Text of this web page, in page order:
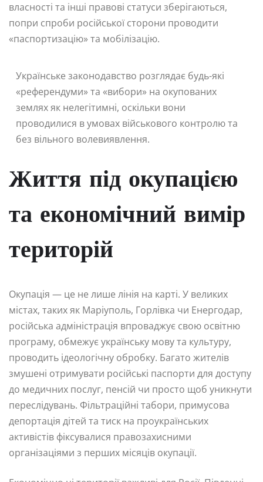
власності та інші правові статуси зберігаються,
попри спроби російської сторони проводити
«паспортизацію» та мобілізацію.
Українське законодавство розглядає будь-які
«референдуми» та «вибори» на окупованих
землях як нелегітимні, оскільки вони
проводилися в умовах військового контролю та
без вільного волевиявлення.
Життя під окупацією
та економічний вимір
територій
Окупація — це не лише лінія на карті. У великих
містах, таких як Маріуполь, Горлівка чи Енергодар,
російська адміністрація впроваджує свою освітню
програму, обмежує українську мову та культуру,
проводить ідеологічну обробку. Багато жителів
змушені отримувати російські паспорти для доступу
до медичних послуг, пенсій чи просто щоб уникнути
переслідувань. Фільтраційні табори, примусова
депортація дітей та тиск на проукраїнських
активістів фіксувалися правозахисними
організаціями з перших місяців окупації.